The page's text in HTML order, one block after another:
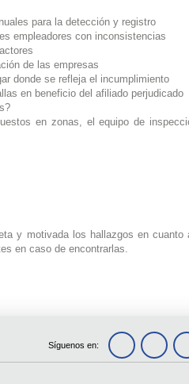
para la detección y registro
empleadores con inconsistencias
de las empresas
donde se refleja el incumplimiento
en beneficio del afiliado perjudicado
en zonas, el equipo de
y motivada los hallazgos en cuanto
en caso de encontrarlas.
Síguenos en: